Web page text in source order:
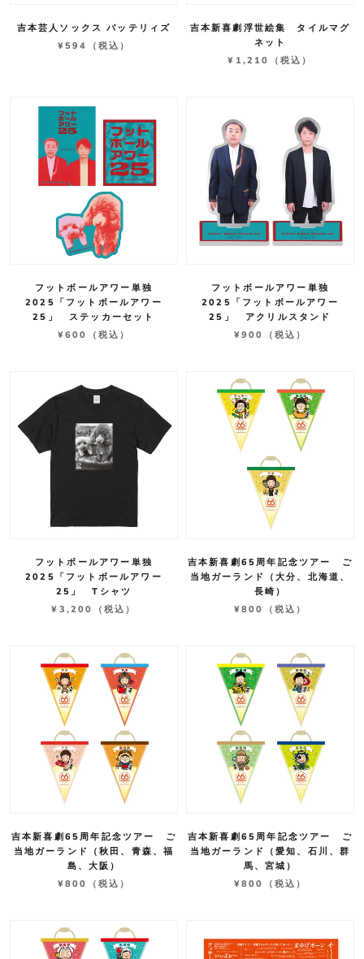
吉本芸人ソックス バッテリィズ
¥594
（税込）
吉本新喜劇浮世絵集 タイルマグ
ネット
¥1,210
（税込）
フットボールアワー単独
2025「フットボールアワー
25」 ステッカーセット
¥600
（税込）
フットボールアワー単独
2025「フットボールアワー
25」 アクリルスタンド
¥900
（税込）
フットボールアワー単独
2025「フットボールアワー
25」 Tシャツ
¥3,200
（税込）
吉本新喜劇65周年記念ツアー ご
当地ガーランド（大分、北海道、
長崎）
¥800
（税込）
吉本新喜劇65周年記念ツアー ご
当地ガーランド（秋田、青森、福
島、大阪）
¥800
（税込）
吉本新喜劇65周年記念ツアー ご
当地ガーランド（愛知、石川、群
馬、宮城）
¥800
（税込）